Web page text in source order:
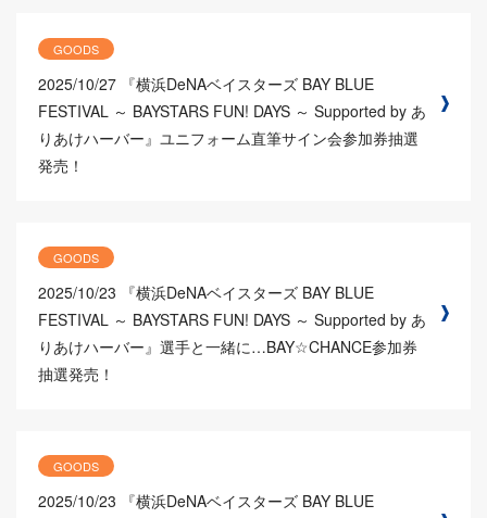
GOODS
2025/10/27 『横浜DeNAベイスターズ BAY BLUE
FESTIVAL ～ BAYSTARS FUN! DAYS ～ Supported by あ
りあけハーバー』ユニフォーム直筆サイン会参加券抽選
発売！
GOODS
2025/10/23
『横浜DeNAベイスターズ BAY BLUE
FESTIVAL ～ BAYSTARS FUN! DAYS ～ Supported by あ
りあけハーバー』選手と一緒に…BAY☆CHANCE参加券
抽選発売！
GOODS
2025/10/23
『横浜DeNAベイスターズ BAY BLUE